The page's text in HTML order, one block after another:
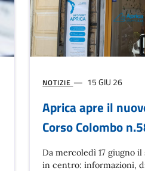
NOTIZIE 15 GIU 26
Aprica apre il
Corso Colombo
Da mercoledì 17 giugno
in centro: informazioni,